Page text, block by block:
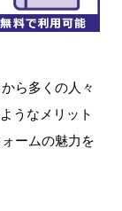
ら多くの人々
うなメリット
ームの魅力を